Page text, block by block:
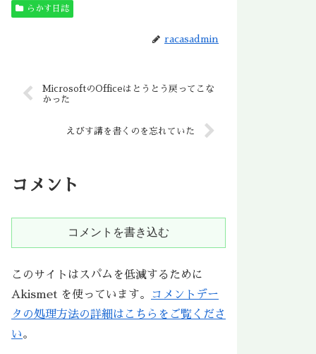
らかす日誌
racasadmin
MicrosoftのOfficeはとうとう戻ってこな
かった
えびす講を書くのを忘れていた
コメント
コメントを書き込む
このサイトはスパムを低減するために
Akismet を使っています。
コメントデー
タの処理方法の詳細はこちらをご覧くださ
い。